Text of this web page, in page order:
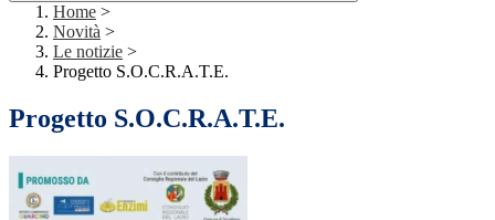
Home >
Novità >
Le notizie >
Progetto S.O.C.R.A.T.E.
Progetto S.O.C.R.A.T.E.